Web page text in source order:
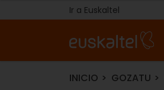
Ir a Euskaltel
INICIO GOZATU